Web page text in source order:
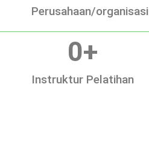
Perusahaan/organisasi
Instruktur Pelatihan
0+